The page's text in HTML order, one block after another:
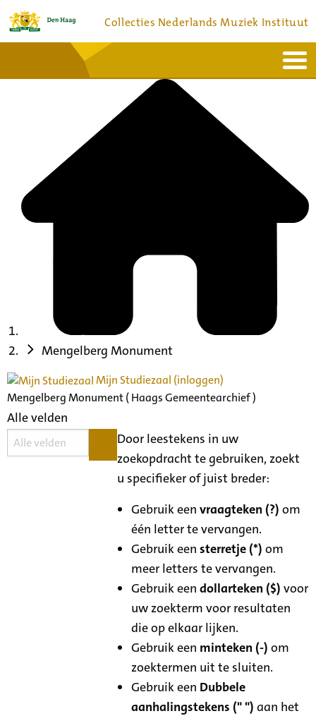
Collecties Nederlands Muziek Instituut
Bronnen en collecties
Mengelberg Monument
Mijn Studiezaal (inloggen)
Mengelberg Monument ( Haags Gemeentearchief )
Alle velden
Door leestekens in uw
zoekopdracht te gebruiken, zoekt
u specifieker of juist breder:
Gebruik eenvraagteken (?) om
één letter te vervangen.
Gebruik eensterretje (*) om
meer letters te vervangen.
Gebruik eendollarteken ($) voor
uw zoekterm voor resultaten
die op elkaar lijken.
Gebruik een minteken (-) om
zoektermen uit te sluiten.
Gebruik een Dubbele
aanhalingstekens (" ") aan het